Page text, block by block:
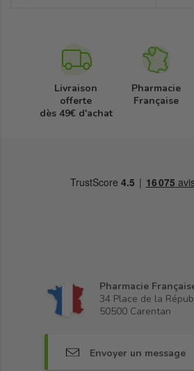
Livraison
offerte
dès 49€ d'achat
Pharmacie
Française
Pharmacie
34 Place de la
50500 Carentan
Envoyer un message